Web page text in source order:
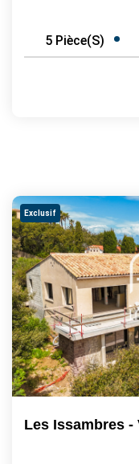
5 Pièce(s)
Exclusif